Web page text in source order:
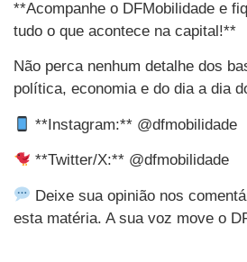
**Acompanhe o DFMobilidade e
tudo o que acontece na capital!**
Não perca nenhum detalhe dos
política, economia e do dia a dia
**Instagram:** @dfmobilidade
**Twitter/X:** @dfmobilidade
Deixe sua opinião nos
esta matéria. A sua voz move o